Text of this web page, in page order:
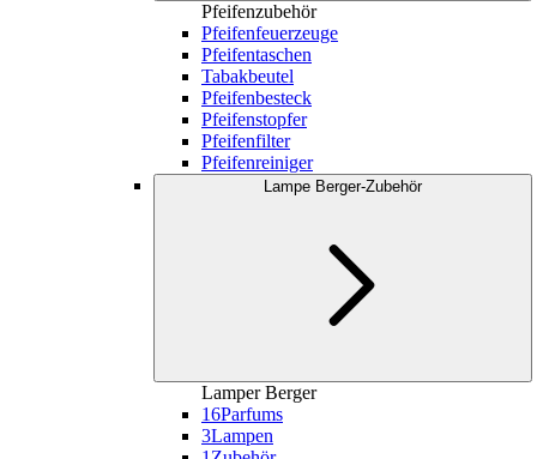
Pfeifenzubehör
Pfeifenfeuerzeuge
Pfeifentaschen
Tabakbeutel
Pfeifenbesteck
Pfeifenstopfer
Pfeifenfilter
Pfeifenreiniger
Lampe Berger-Zubehör
Lamper Berger
16Parfums
3Lampen